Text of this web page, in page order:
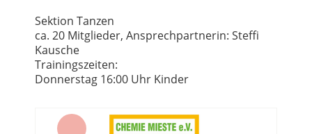
Sektion Tanzen
ca. 20 Mitglieder, Ansprechpartnerin: Steffi
Kausche
Trainingszeiten:
Donnerstag 16:00 Uhr Kinder